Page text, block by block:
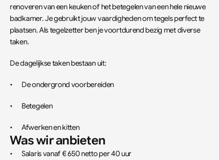
renoveren van een keuken of het betegelen van een hele nieuwe
badkamer. Je gebruikt jouw vaardigheden om tegels perfect te
plaatsen. Als tegelzetter ben je voortdurend bezig met diverse
taken.
De dagelijkse taken bestaan uit:
•	De ondergrond voorbereiden
•	Betegelen
•	Afwerken en kitten
Was wir anbieten
•	Salaris vanaf € 650 netto per 40 uur